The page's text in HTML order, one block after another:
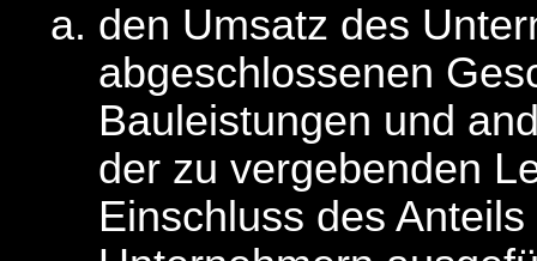
den Umsatz des
abgeschlossenen
Bauleistungen und
der zu vergebenden
Einschluss des